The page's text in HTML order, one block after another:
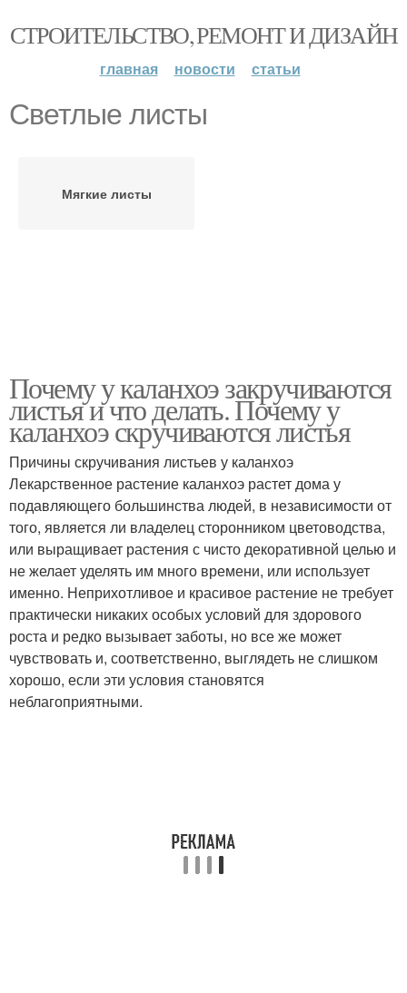
СТРОИТЕЛЬСТВО, РЕМОНТ И ДИЗАЙН
главная новости статьи
Светлые листы
Мягкие листы
Почему у каланхоэ закручиваются
листья и что делать. Почему у
каланхоэ скручиваются листья
Причины скручивания листьев у каланхоэ
Лекарственное растение каланхоэ растет дома у
подавляющего большинства людей, в независимости от
того, является ли владелец сторонником цветоводства,
или выращивает растения с чисто декоративной целью и
не желает уделять им много времени, или использует
именно. Неприхотливое и красивое растение не требует
практически никаких особых условий для здорового
роста и редко вызывает заботы, но все же может
чувствовать и, соответственно, выглядеть не слишком
хорошо, если эти условия становятся
неблагоприятными.